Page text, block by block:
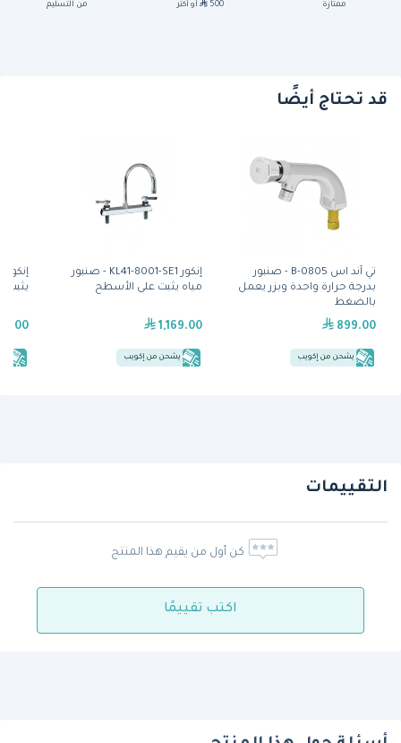
ممتازة 500 أو أكثر من التسليم
قد تحتاج أيضًا
تي آند اس B-0805 - صنبور
بدرجة حرارة واحدة وبزر يعمل
بالضغط
899.00
يشحن من إكويب
إنكور KL41-8001-SE1 - صنبور
مياه يثبت على الأسطح
1,169.00
يشحن من إكويب
يثبت
التقييمات
كن أول من يقيم هذا المنتج
اكتب تقييمًا